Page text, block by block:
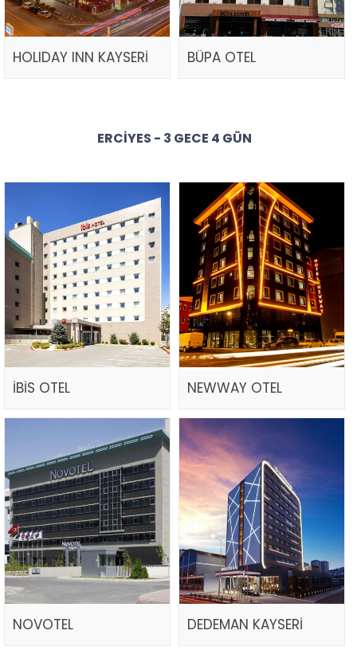
HOLIDAY INN KAYSERİ BÜPA OTEL
ERCIYES - 3 GECE 4 GÜN
İBİS OTEL NEWWAY OTEL
NOVOTEL DEDEMAN KAYSERİ